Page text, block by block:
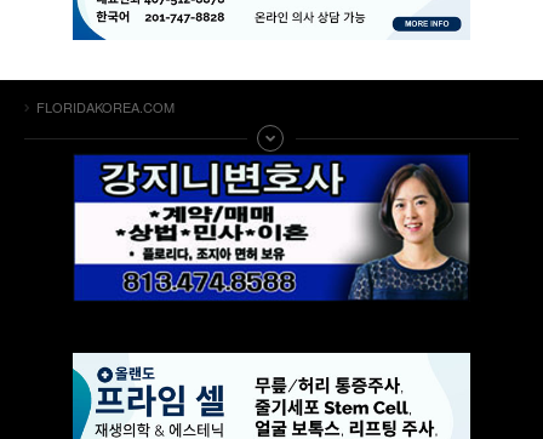
FLORIDAKOREA.COM